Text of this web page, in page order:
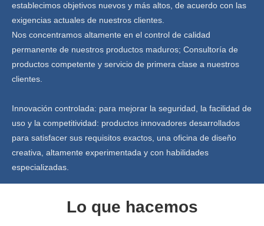
establecimos objetivos nuevos y más altos, de acuerdo con las
exigencias actuales de nuestros clientes.
Nos concentramos altamente en el control de calidad
permanente de nuestros productos maduros; Consultoría de
productos competente y servicio de primera clase a nuestros
clientes.
Innovación controlada: para mejorar la seguridad, la facilidad de
uso y la competitividad: productos innovadores desarrollados
para satisfacer sus requisitos exactos, una oficina de diseño
creativa, altamente experimentada y con habilidades
especializadas.
Lo que hacemos